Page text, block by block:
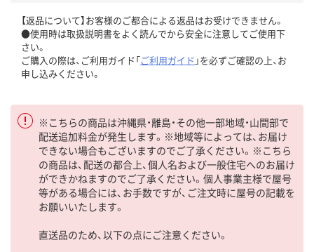
【返品について】お客様のご都合による返品はお受けできません。
●使用時は取扱説明書をよく読んでから安全に注意してご使用下
さい。
ご購入の際は、ご利用ガイド「ご利用ガイド 」を必ずご確認の上、お
申し込みください。
※こちらの商品は沖縄県・離島・その他一部地域・山間部で
配送追加料金が発生します。※地域等によっては、お届け
できない場合もございますのでご了承ください。※こちら
の商品は、配送の都合上、個人名および一般住宅へのお届け
ができかねますのでご了承ください。個人事業主様で屋号
等がある場合には、お手数ですが、ご注文時に屋号の記載を
お願いいたします。
直送品のため、以下の点にご注意ください。